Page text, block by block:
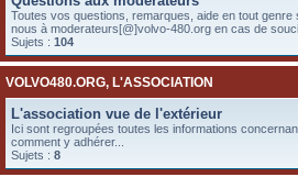
Toutes vos questions, remarques, aide en tout
nous à moderateurs[@]volvo-480.org en cas de souci.
Sujets : 104
VOLVO480.ORG, L'ASSOCIATION
L'association vue de l'extérieur
Ici sont regroupées toutes les informations
comment y adhérer...
Sujets : 8